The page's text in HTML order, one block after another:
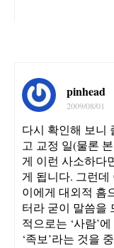
pinhead
2009/08/01
다시 확인해 보니
고 교정 일(물론
게 이런 사소하다
게 됩니다. 그런
이에게 대외적 흠
터라 굳이 말씀을
적으로는 ‘사람’
‘족보’라는 것을